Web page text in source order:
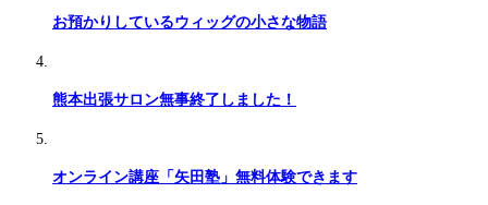
お預かりしているウィッグの小さな物語
熊本出張サロン無事終了しました！
オンライン講座「矢田塾」無料体験できます